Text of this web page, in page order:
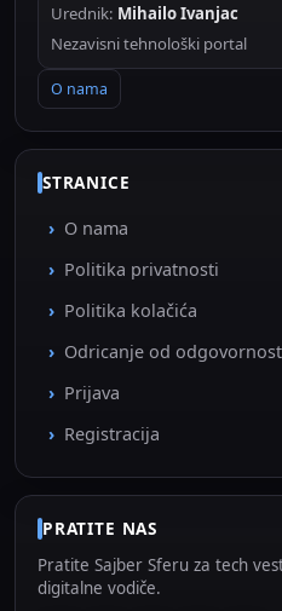
Urednik: Mihailo Ivanjac
Nezavisni tehnološki portal
O nama
STRANICE
O nama
Politika privatnosti
Politika kolačića
Odricanje od
Prijava
Registracija
PRATITE NAS
Pratite Sajber Sferu za tech
digitalne vodiče.